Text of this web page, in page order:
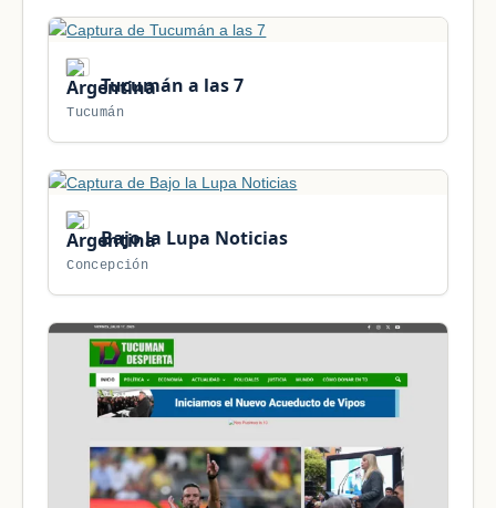
Tucumán a las 7
Tucumán
Bajo la Lupa Noticias
Concepción